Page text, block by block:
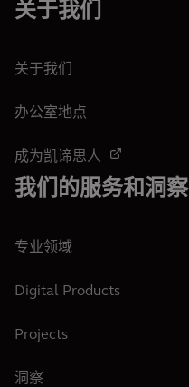
关于我们
关于我们
办公室地点
成为凯谛思人
我们的服务和洞察
专业领域
Digital Products
Projects
洞察